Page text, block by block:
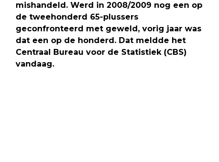
mishandeld. Werd in 2008/2009 nog een op
de tweehonderd 65-plussers
geconfronteerd met geweld, vorig jaar was
dat een op de honderd. Dat meldde het
Centraal Bureau voor de Statistiek (CBS)
vandaag.